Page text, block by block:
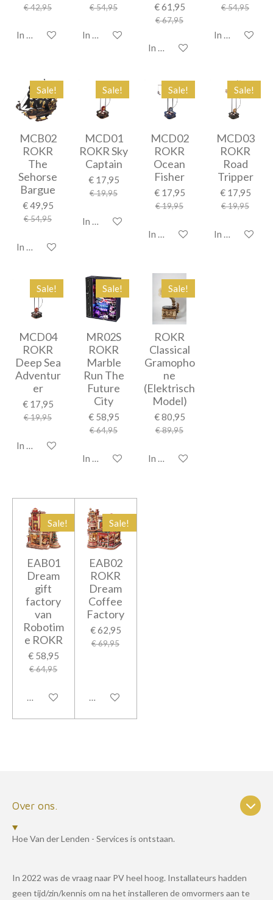
€ 42,95
In winkelwagen
€ 54,95
In winkelwagen
€ 61,95
€ 67,95
In winkelwagen
€ 54,95
In
Sale!
MCB02
ROKR
The
Sehorse
Bargue
€ 49,95
€ 54,95
In winkelwagen
Sale!
MCD01
ROKR Sky
Captain
€ 17,95
€ 19,95
In winkelwagen
Sale!
MCD02
ROKR
Ocean
Fisher
€ 17,95
€ 19,95
In winkelwagen
Sale!
MCD03
ROKR
Road
Tripper
€ 17,95
€ 19,95
In
Sale!
MCD04
ROKR
Deep Sea
Adventur
er
€ 17,95
€ 19,95
In winkelwagen
Sale!
MR02S
ROKR
Marble
Run The
Future
City
€ 58,95
€ 64,95
In winkelwagen
Sale!
ROKR
Classical
Gramopho
ne
(Elektrisch
Model)
€ 80,95
€ 89,95
In winkelwagen
Sale!
EAB01
Dream
gift
factory
van
Robotim
e ROKR
€ 58,95
€ 64,95
In winkelwagen
Sale!
EAB02
ROKR
Dream
Coffee
Factory
€ 62,95
€ 69,95
In winkelwagen
Over ons.
Hoe Van der Lenden - Services is ontstaan.
In 2022 was de vraag naar PV heel hoog. Installateurs hadden
geen tijd/zin/kennis om na het installeren de omvormers aan te